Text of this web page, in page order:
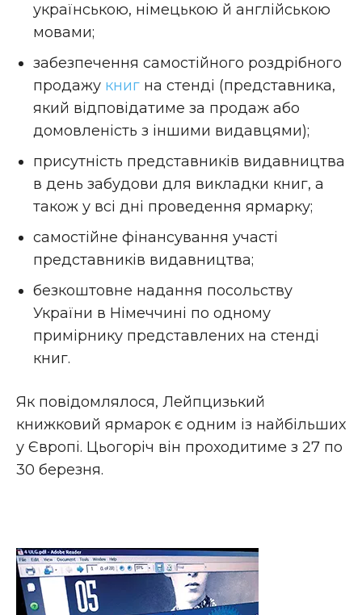
українською, німецькою й англійською
мовами;
забезпечення самостійного роздрібного
продажу книг на стенді (представника,
який відповідатиме за продаж або
домовленість з іншими видавцями);
присутність представників видавництва
в день забудови для викладки книг, а
також у всі дні проведення ярмарку;
самостійне фінансування участі
представників видавництва;
безкоштовне надання посольству
України в Німеччині по одному
примірнику представлених на стенді
книг.
Як повідомлялося, Лейпцизький
книжковий ярмарок є одним із найбільших
у Європі. Цьогоріч він проходитиме з 27 по
30 березня.